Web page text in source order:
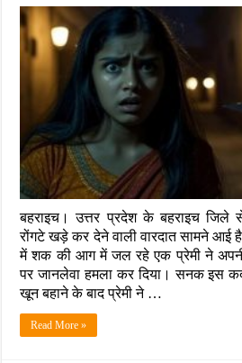
प्रेमिका
पर
चाकू
वार
के
प्रेमी
ने
खुद
भी
पिया
जहर,
बहराइच। उत्तर प्रदेश के बहराइच
रोंगटे खड़े कर देने वाली वारदात सामने आई
में शक की आग में जल रहे एक प्रेमी ने अपनी
पर जानलेवा हमला कर दिया। सनक इस
खून बहाने के बाद प्रेमी ने …
Read More »